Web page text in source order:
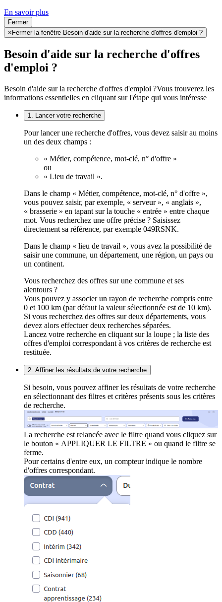
En savoir plus
Fermer
× Fermer la fenêtre Besoin d'aide sur la recherche d'offres d'emploi ?
Besoin d'aide sur la recherche d'offres
d'emploi ?
Besoin d'aide sur la recherche d'offres d'emploi ?Vous trouverez les
informations essentielles en cliquant sur l'étape qui vous intéresse
1. Lancer votre recherche
Pour lancer une recherche d'offres, vous devez saisir au moins
un des deux champs :
« Métier, compétence, mot-clé, n° d'offre »
ou
« Lieu de travail ».
Dans le champ « Métier, compétence, mot-clé, n° d'offre »,
vous pouvez saisir, par exemple, « serveur », « anglais »,
« brasserie » en tapant sur la touche « entrée » entre chaque
mot. Vous recherchez une offre précise ? Saisissez
directement sa référence, par exemple 049RSNK.
Dans le champ « lieu de travail », vous avez la possibilité de
saisir une commune, un département, une région, un pays ou
un continent.
Vous recherchez des offres sur une commune et ses
alentours ?
Vous pouvez y associer un rayon de recherche compris entre
0 et 100 km (par défaut la valeur sélectionnée est de 10 km).
Si vous recherchez des offres sur deux départements, vous
devez alors effectuer deux recherches séparées.
Lancez votre recherche en cliquant sur la loupe ; la liste des
offres d'emploi correspondant à vos critères de recherche est
restituée.
2. Affiner les résultats de votre recherche
Si besoin, vous pouvez affiner les résultats de votre recherche
en sélectionnant des filtres et critères présents sous les critères
de recherche.
La recherche est relancée avec le filtre quand vous cliquez sur
le bouton « APPLIQUER LE FILTRE » ou quand le filtre se
ferme.
Pour certains d'entre eux, un compteur indique le nombre
d'offres correspondant.